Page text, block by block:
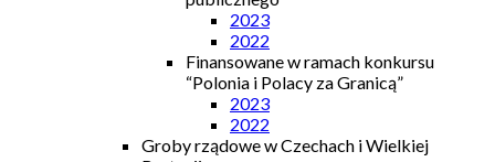
2023
2022
Finansowane w ramach konkursu
“Polonia i Polacy za Granicą”
2023
2022
Groby rządowe w Czechach i Wielkiej